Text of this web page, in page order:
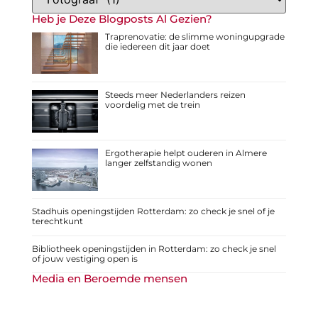
Heb je Deze Blogposts Al Gezien?
Traprenovatie: de slimme woningupgrade
die iedereen dit jaar doet
Steeds meer Nederlanders reizen
voordelig met de trein
Ergotherapie helpt ouderen in Almere
langer zelfstandig wonen
Stadhuis openingstijden Rotterdam: zo check je snel of je
terechtkunt
Bibliotheek openingstijden in Rotterdam: zo check je snel
of jouw vestiging open is
Media en Beroemde mensen